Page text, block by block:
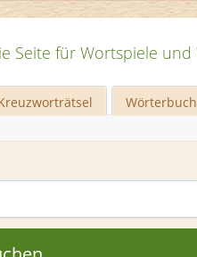
Seite für Wortspiele
Wörterbuch